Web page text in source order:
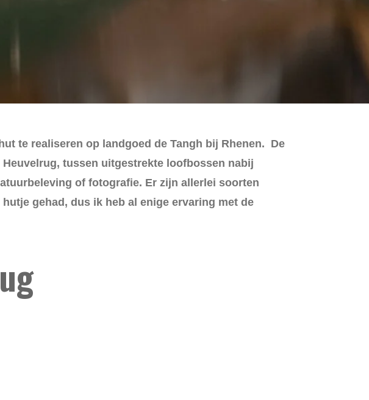
te realiseren op landgoed de Tangh bij Rhenen. De
tussen uitgestrekte loofbossen nabij
of fotografie. Er zijn allerlei soorten
gehad, dus ik heb al enige ervaring met de